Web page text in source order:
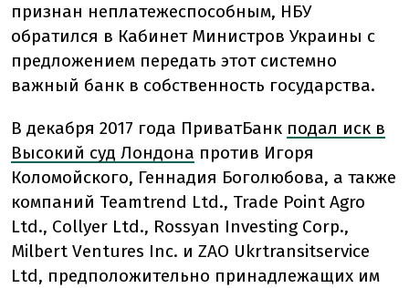
признан неплатежеспособным, НБУ
обратился в Кабинет Министров Украины с
предложением передать этот системно
важный банк в собственность государства.
В декабря 2017 года ПриватБанк подал иск в
Высокий суд Лондона против Игоря
Коломойского, Геннадия Боголюбова, а также
компаний Teamtrend Ltd., Trade Point Agro
Ltd., Collyer Ltd., Rossyan Investing Corp.,
Milbert Ventures Inc. и ZAO Ukrtransitservice
Ltd, предположительно принадлежащих им